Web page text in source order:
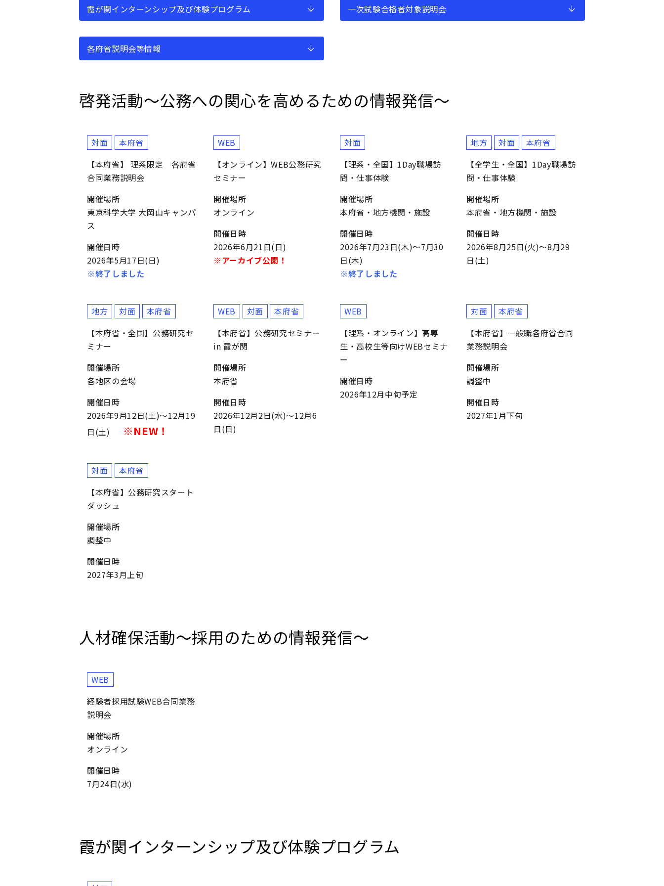
霞が関インターンシップ及び体験プログラム 一次試験合格者対象説明会
各府省説明会等情報
啓発活動～公務への関心を高めるための情報発信～
対面
本府省
【本府省】 理系限定 各府省
合同業務説明会
開催場所
東京科学大学 大岡山キャンパ
ス
開催日時
2026年5月17日(日)
※終了しました
WEB
【オンライン】WEB公務研究
セミナー
開催場所
オンライン
開催日時
2026年6月21日(日)
※アーカイブ公開！
対面
【理系・全国】1Day職場訪
問・仕事体験
開催場所
本府省・地方機関・施設
開催日時
2026年7月23日(木)～7月30
日(木)
※終了しました
地方 対面
本府省
【全学生・全国】1Day職場訪
問・仕事体験
開催場所
本府省・地方機関・施設
開催日時
2026年8月25日(火)～8月29
日(土)
地方 対面
本府省
【本府省・全国】公務研究セ
ミナー
開催場所
各地区の会場
開催日時
2026年9月12日(土)～12月19
日(土)
※NEW！
WEB 対面
本府省
【本府省】公務研究セミナー
in 霞が関
開催場所
本府省
開催日時
2026年12月2日(水)～12月6
日(日)
WEB
【理系・オンライン】高専
生・高校生等向けWEBセミナ
ー
開催日時
2026年12月中旬予定
対面
本府省
【本府省】一般職各府省合同
業務説明会
開催場所
調整中
開催日時
2027年1月下旬
対面
本府省
【本府省】公務研究スタート
ダッシュ
開催場所
調整中
開催日時
2027年3月上旬
人材確保活動～採用のための情報発信～
WEB
経験者採用試験WEB合同業務
説明会
開催場所
オンライン
開催日時
7月24日(水)
霞が関インターンシップ及び体験プログラム